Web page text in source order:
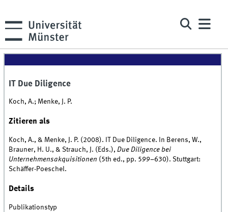
IT Due Diligence
Koch, A.; Menke, J. P.
Zitieren als
Koch, A., & Menke, J. P. (2008). IT Due Diligence. In Berens, W.,
Brauner, H. U., & Strauch, J. (Eds.),Due Diligence bei
Unternehmensakquisitionen (5th ed., pp. 599–630). Stuttgart:
Schäffer-Poeschel.
Details
Publikationstyp